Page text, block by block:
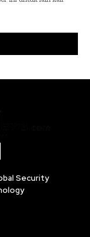
Security